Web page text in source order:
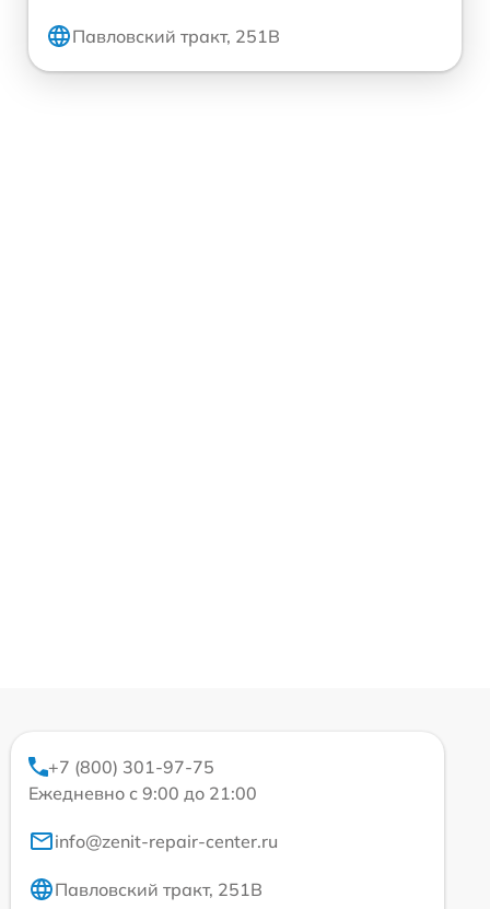
Павловский тракт, 251В
+7 (800) 301-97-75
Ежедневно с 9:00 до 21:00
info@zenit-repair-center.ru
Павловский тракт, 251В